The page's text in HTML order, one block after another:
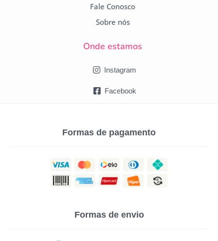
Fale Conosco
Sobre nós
Onde estamos
Instagram
Facebook
Formas de pagamento
Formas de envio